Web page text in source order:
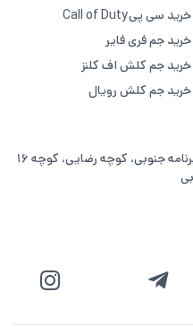
خرید سی پیCall of Duty
خرید جم فری فایر
خرید جم کلش اف کلنز
خرید جم کلش رویال
تهران، بلوار فردوس غرب، سازمان برنامه جنوبی، کوچه رضایی، کوچه ۱۶